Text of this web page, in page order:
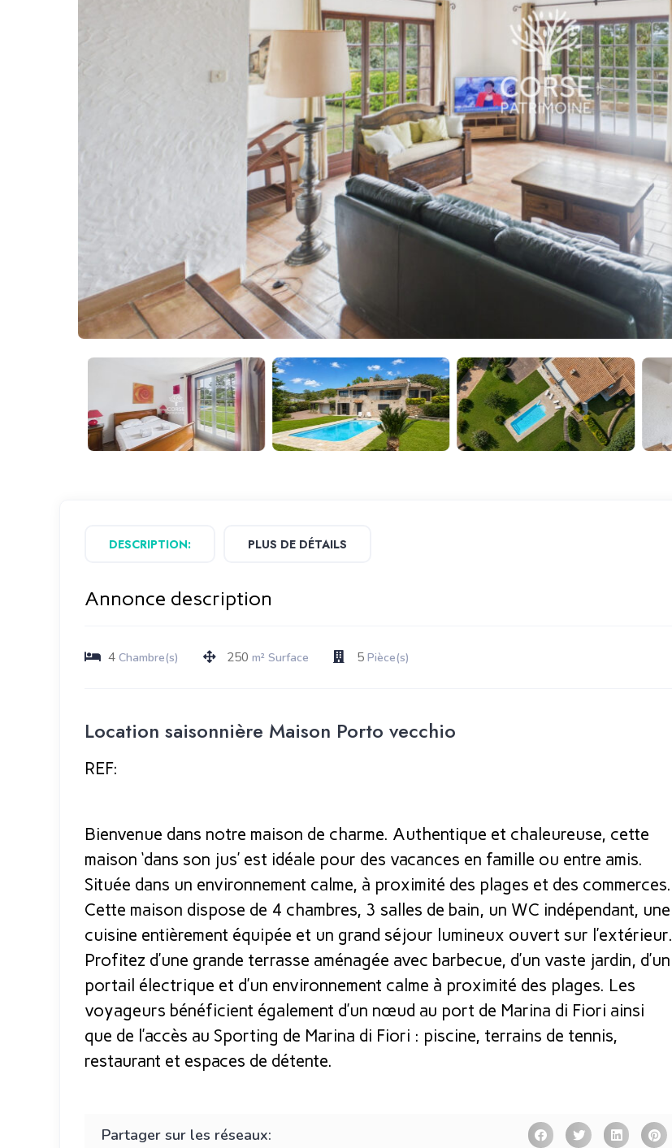
DESCRIPTION: PLUS DE DÉTAILS
Annonce description
4 Chambre(s) 250 m² Surface 5 Pièce(s)
Location saisonnière Maison Porto vecchio
REF:
Bienvenue dans notre maison de charme. Authentique et chaleureuse, cette
maison ‘dans son jus’ est idéale pour des vacances en famille ou entre amis.
Située dans un environnement calme, à proximité des plages et des commerces.
Cette maison dispose de 4 chambres, 3 salles de bain, un WC indépendant, une
cuisine entièrement équipée et un grand séjour lumineux ouvert sur l’extérieur.
Profitez d’une grande terrasse aménagée avec barbecue, d’un vaste jardin, d’un
portail électrique et d’un environnement calme à proximité des plages. Les
voyageurs bénéficient également d’un nœud au port de Marina di Fiori ainsi
que de l’accès au Sporting de Marina di Fiori : piscine, terrains de tennis,
restaurant et espaces de détente.
Partager sur les réseaux: